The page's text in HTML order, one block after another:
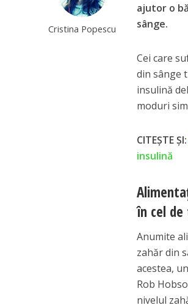
Cristina Popescu
ajutor o
sânge.
Cei care
din sânge
insulină
moduri
CITEȘTE
insulină
în cel
Anumite
zahăr din
acestea,
Rob
nivelul